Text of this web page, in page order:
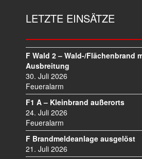
LETZTE EINSÄTZE
F Wald 2 – Wald-/Flächenbrand
Ausbreitung
30. Juli 2026
Feueralarm
F1 A – Kleinbrand außerorts
24. Juli 2026
Feueralarm
F Brandmeldeanlage ausgelöst
21. Juli 2026